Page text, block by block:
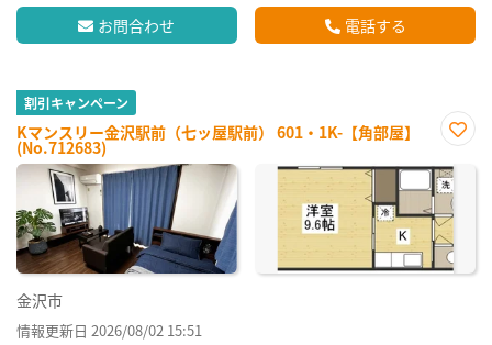
お問合わせ 電話する
割引キャンペーン
Kマンスリー金沢駅前（七ッ屋駅前） 601・1K-【角部屋】
(No.712683)
に入
り登
録
金沢市
情報更新日 2026/08/02 15:51